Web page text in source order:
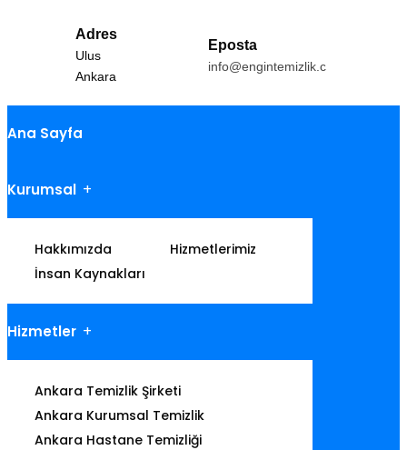
Adres
Ulus
Ankara
Eposta
info@engintemizlik.com
Ana Sayfa
Kurumsal
Hakkımızda
Hizmetlerimiz
İnsan Kaynakları
Hizmetler
Ankara Temizlik Şirketi
Ankara Kurumsal Temizlik
Ankara Hastane Temizliği